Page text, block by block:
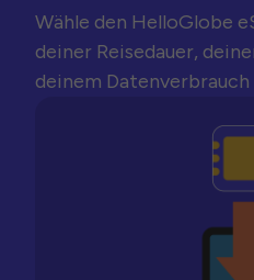
Wähle den HelloGlobe
deiner Reisedauer,
deinem Datenverbrauch